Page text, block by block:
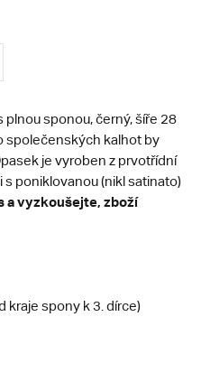
sponou, černý, šíře 28
společenských kalhot by
je vyroben z prvotřídní
poniklovanou (nikl satinato)
a vyzkoušejte, zboží
kraje spony k 3. dírce)